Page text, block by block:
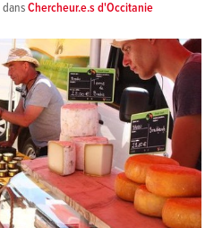
dansChercheur.e.s d'Occitanie